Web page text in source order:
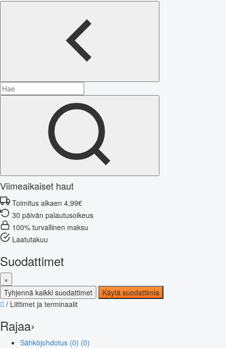
Viimeaikaiset haut
Toimitus alkaen 4,99€
30 päivän palautusoikeus
100% turvallinen maksu
Laatutakuu
Suodattimet
×
Tyhjennä kaikki suodattimet
Käytä suodattimia
/ Liittimet ja terminaalit
Rajaa›
Sähköjohdotus (0) (0)